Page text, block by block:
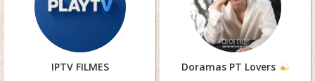
IPTV FILMES
Doramas PT Lovers